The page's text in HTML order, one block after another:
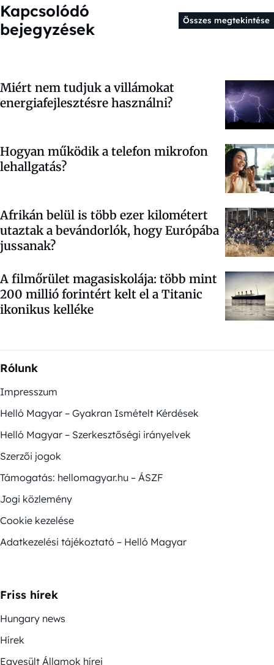
Kapcsolódó
bejegyzések
Összes megtekintése
Miért nem tudjuk a villámokat
energiafejlesztésre használni?
Hogyan működik a telefon mikrofon
lehallgatás?
Afrikán belül is több ezer kilométert
utaztak a bevándorlók, hogy Európába
jussanak?
A filmőrület magasiskolája: több mint
200 millió forintért kelt el a Titanic
ikonikus kelléke
Rólunk
Impresszum
Helló Magyar – Gyakran Ismételt Kérdések
Helló Magyar – Szerkesztőségi irányelvek
Szerzői jogok
Támogatás: hellomagyar.hu – ÁSZF
Jogi közlemény
Cookie kezelése
Adatkezelési tájékoztató – Helló Magyar
Friss hírek
Hungary news
Hírek
Egyesült Államok hírei